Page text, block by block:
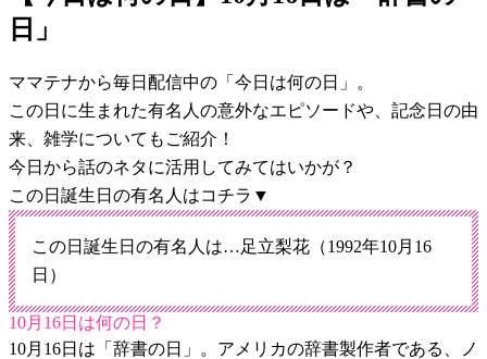
日」
ママテナから毎日配信中の「今日は何の日」。
この日に生まれた有名人の意外なエピソードや、記念日の由
来、雑学についてもご紹介！
今日から話のネタに活用してみてはいかが？
この日誕生日の有名人はコチラ▼
この日誕生日の有名人は…足立梨花（1992年10月16
日）
10月16日は何の日？
10月16日は「辞書の日」。アメリカの辞書製作者である、ノ